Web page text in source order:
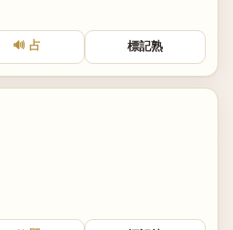
🔊 占 標記熟